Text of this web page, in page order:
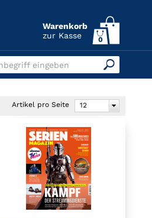
Warenkorb
zur Kasse
0
eingeben
Artikel pro Seite 12